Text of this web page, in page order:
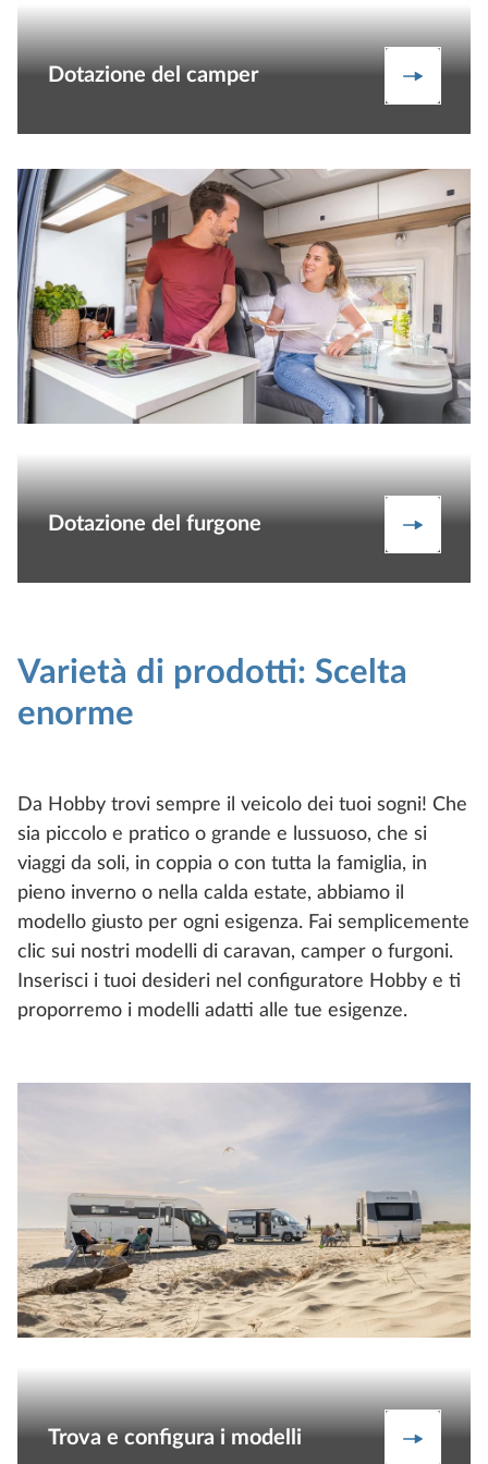
Dotazione del camper
Dotazione del furgone
Varietà di prodotti: Scelta
enorme
Da Hobby trovi sempre il veicolo dei tuoi sogni! Che
sia piccolo e pratico o grande e lussuoso, che si
viaggi da soli, in coppia o con tutta la famiglia, in
pieno inverno o nella calda estate, abbiamo il
modello giusto per ogni esigenza. Fai semplicemente
clic sui nostri modelli di caravan, camper o furgoni.
Inserisci i tuoi desideri nel configuratore Hobby e ti
proporremo i modelli adatti alle tue esigenze.
Trova e configura i modelli Scopri